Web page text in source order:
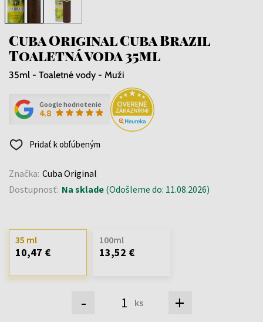
Cuba Original Cuba Brazil
Toaletná voda 35ml
35ml - Toaletné vody - Muži
Google hodnotenie
4.8
Pridať k obľúbeným
Značka: Cuba Original
Dostupnosť: Na sklade (Odošleme do: 11.08.2026)
- ks +
35 ml
10,47 €
100ml
13,52 €